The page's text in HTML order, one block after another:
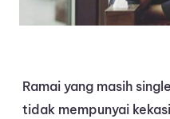
Ramai yang masih
tidak mempunyai